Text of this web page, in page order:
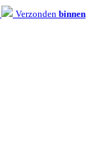
Verzonden binnen